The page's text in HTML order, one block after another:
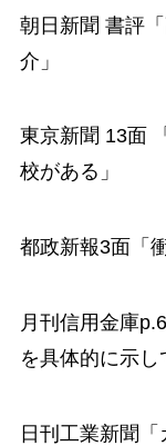
朝日新聞 書評
介」
東京新聞 13面
校がある」
都政新報3面「
月刊信用金庫
を具体的に示し
日刊工業新聞